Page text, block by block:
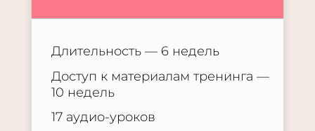
Длительность — 6 недель
Доступ к материалам тренинга —
10 недель
17 аудио-уроков